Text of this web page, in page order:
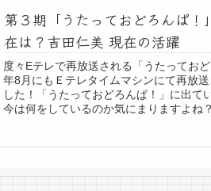
第３期「うたっておどろんぱ！
在は？吉田仁美 現在の活躍
度々Eテレで再放送される「うたってお
年8月にもＥテレタイムマシンにて再放
した！「うたっておどろんぱ！」に出て
今は何をしているのか気にまりますよね